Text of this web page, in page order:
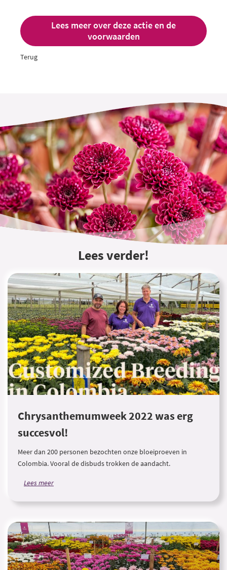
Lees meer over deze actie en de
voorwaarden
Terug
Lees verder!
Chrysanthemumweek 2022 was erg
succesvol!
Meer dan 200 personen bezochten onze bloeiproeven in
Colombia. Vooral de disbuds trokken de aandacht.
Lees meer